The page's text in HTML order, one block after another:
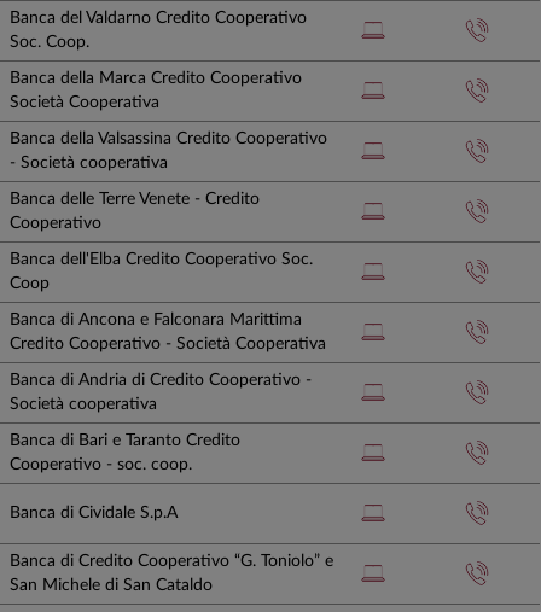
Banca del Valdarno Credito Cooperativo
Soc. Coop.
Banca della Marca Credito Cooperativo
Società Cooperativa
Banca della Valsassina Credito Cooperativo
- Società cooperativa
Banca delle Terre Venete - Credito
Cooperativo
Banca dell'Elba Credito Cooperativo Soc.
Coop
Banca di Ancona e Falconara Marittima
Credito Cooperativo - Società Cooperativa
Banca di Andria di Credito Cooperativo -
Società cooperativa
Banca di Bari e Taranto Credito
Cooperativo - soc. coop.
Banca di Cividale S.p.A
Banca di Credito Cooperativo “G. Toniolo” e
San Michele di San Cataldo